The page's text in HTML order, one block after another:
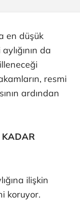
en düşük
da
resmi
ardından
KADAR
ilişkin
koruyor.